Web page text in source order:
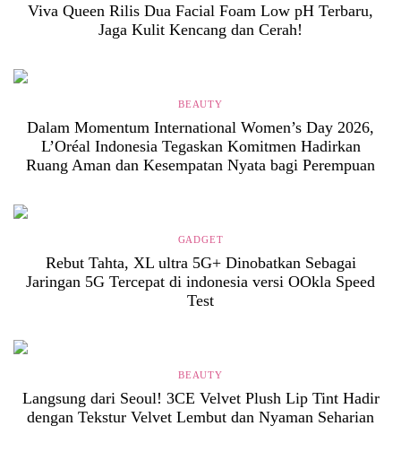
Viva Queen Rilis Dua Facial Foam Low pH Terbaru,
Jaga Kulit Kencang dan Cerah!
BEAUTY
Dalam Momentum International Women’s Day 2026,
L’Oréal Indonesia Tegaskan Komitmen Hadirkan
Ruang Aman dan Kesempatan Nyata bagi Perempuan
GADGET
Rebut Tahta, XL ultra 5G+ Dinobatkan Sebagai
Jaringan 5G Tercepat di indonesia versi OOkla Speed
Test
BEAUTY
Langsung dari Seoul! 3CE Velvet Plush Lip Tint Hadir
dengan Tekstur Velvet Lembut dan Nyaman Seharian